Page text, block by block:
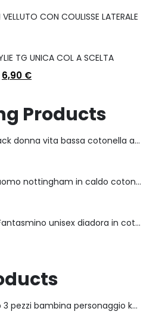
CON COULISSE LATERALE
TG UNICA COL A SCELTA
6,90 €
Products
Slip tripack donna vita bassa cotonella art 3165 in cotone elasticizzato
Maglia uomo nottingham in caldo cotone scollo a v manica lunga
3 pezzi Fantasmino unisex diadora in cotone mercerizzato tg dalla 35 alla 46
Set asilo 3 pezzi bambina personaggio kuromi